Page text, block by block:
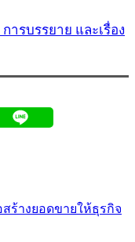
ารบรรยาย และเรื่อง
สร้างยอดขายให้ธุรกิจ